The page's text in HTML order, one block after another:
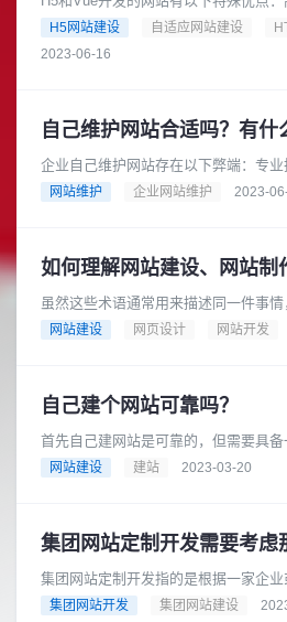
采用了响应式的设计思路，可以适应
率，从而提供更好的用......
H5网站建设 自适应网站建设
2023-06-16
自己维护网站合适吗？有什
企业自己维护网站存在以下弊端：专
一定的专业技能，包括网站开发、安
网站维护 企业网站维护 2023-
虽然这些术语通常用来描述同一件事
些区别。一般来说：01网站建设网站
网站建设 网页设计 网站开发
自己建个网站可靠吗？
首先自己建网站是可靠的，但需要具
您对网站开发有一定的了解或可以请
网站建设 建站 2023-03-20
集团网站定制开发需要考虑
集团网站定制开发指的是根据一家企
计、开发和实现一个专门针对该企业
集团网站开发 集团网站建设